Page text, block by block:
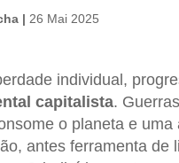
| 26 Mai 2025
individual,
capitalista.
o planeta e
antes ferramenta de